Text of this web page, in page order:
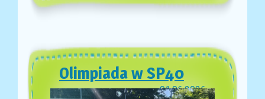
Olimpiada w SP40
01.06.2026